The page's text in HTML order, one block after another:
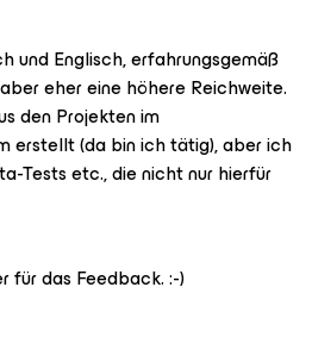
und Englisch, erfahrungsgemäß
eher eine höhere Reichweite.
den Projekten im
erstellt (da bin ich tätig), aber ich
Tests etc., die nicht nur hierfür
für das Feedback. :-)